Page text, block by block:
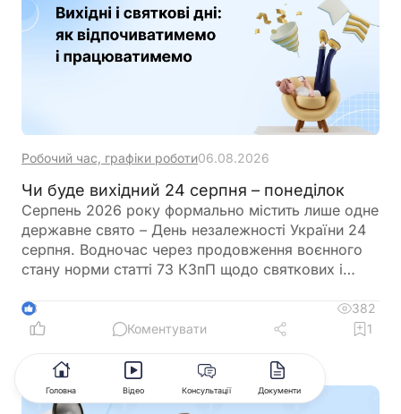
Робочий час, графіки роботи06.08.2026
Чи буде вихідний 24 серпня – понеділок
Серпень 2026 року формально містить лише одне
державне свято – День незалежності України 24
серпня. Водночас через продовження воєнного
стану норми статті 73 КЗпП щодо святкових і
що додаткового вихідного в цей день не
передбачено, і він є звичайним робочим днем.
додаткові дні відпочинку, але це не є обов’язком
3
382
Коментувати
1
Головна Відео Консультації Документи